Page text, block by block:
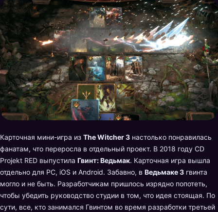
Карточная мини-игра из The Witcher 3 настолько понравилась
фанатам, что переросла в отдельный проект. В 2018 году CD
Projekt RED выпустила Гвинт: Ведьмак. Карточная игра вышла
отдельно для PC, iOS и Android. Забавно, в Ведьмаке 3 гвинта
могло и не быть. Разработчикам пришлось изрядно попотеть,
чтобы убедить руководство студии в том, что идея стоящая. По
сути, все, кто занимался Гвинтом во время разработки третьей